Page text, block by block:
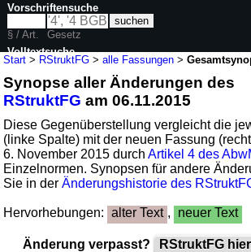
Start > RStruktFG >alle Fassungen >
Synopse aller Änderungen des
RStruktFG am 06.11.2015
Diese Gegenüberstellung vergleicht die
(linke Spalte) mit der neuen Fassung
6. November 2015 durchArtikel 4 des
Einzelnormen. Synopsen für andere
Sie in derÄnderungshistorie des
Hervorhebungen: alter Text , neuer Text
Änderung verpasst? RStruktFG
Vorschriftensuche
§ / Art.
Gesetz
Volltextsuche
nur in RStruktFG